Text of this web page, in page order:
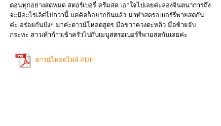
ตอนทุกอย่างสดหมด สตอร์เบอรี่ ครีมสด เอาใจไปเลยค่ะลองจินตนาการถึง
จะมีอะไรเลิศไปกว่านี้ แค่คิดก็อยากกินแล้ว มาทำสตรอเบอร์รี่พายสดกัน
ค่ะ อร่อยกันปังๆ มาค่ะดาวน์โหลดสูตร มือขวาควงตะหลิว มือซ้ายจับ
กระทะ สาวเท้าก้าวเข้าครัวไปกับเมนูสตรอเบอร์รี่พายสดกันเลยค่ะ
ดาวน์โหลดไฟล์ PDF